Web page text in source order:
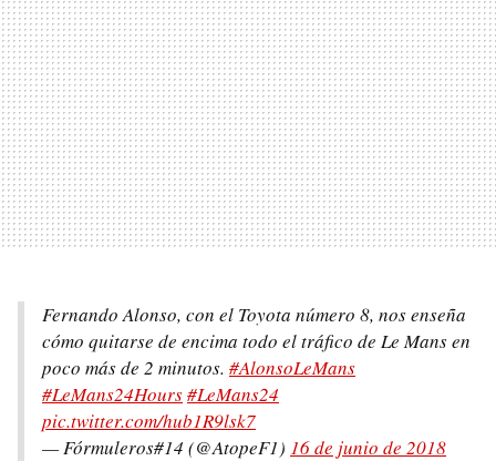
Fernando Alonso, con el Toyota número 8, nos enseña
cómo quitarse de encima todo el tráfico de Le Mans en
poco más de 2 minutos. #AlonsoLeMans
#LeMans24Hours#LeMans24
pic.twitter.com/hub1R9lsk7
— Fórmuleros#14 (@AtopeF1) 16 de junio de 2018